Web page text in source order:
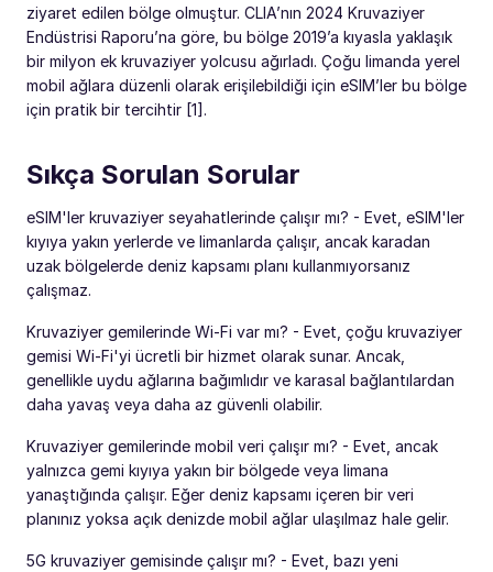
ziyaret edilen bölge olmuştur. CLIA’nın 2024 Kruvaziyer
Endüstrisi Raporu’na göre, bu bölge 2019’a kıyasla yaklaşık
bir milyon ek kruvaziyer yolcusu ağırladı. Çoğu limanda yerel
mobil ağlara düzenli olarak erişilebildiği için eSIM’ler bu bölge
için pratik bir tercihtir [1].
Sıkça Sorulan Sorular
eSIM'ler kruvaziyer seyahatlerinde çalışır mı? - Evet, eSIM'ler
kıyıya yakın yerlerde ve limanlarda çalışır, ancak karadan
uzak bölgelerde deniz kapsamı planı kullanmıyorsanız
çalışmaz.
Kruvaziyer gemilerinde Wi-Fi var mı? - Evet, çoğu kruvaziyer
gemisi Wi-Fi'yi ücretli bir hizmet olarak sunar. Ancak,
genellikle uydu ağlarına bağımlıdır ve karasal bağlantılardan
daha yavaş veya daha az güvenli olabilir.
Kruvaziyer gemilerinde mobil veri çalışır mı? - Evet, ancak
yalnızca gemi kıyıya yakın bir bölgede veya limana
yanaştığında çalışır. Eğer deniz kapsamı içeren bir veri
planınız yoksa açık denizde mobil ağlar ulaşılmaz hale gelir.
5G kruvaziyer gemisinde çalışır mı? - Evet, bazı yeni